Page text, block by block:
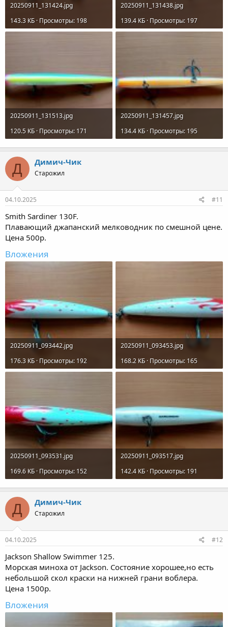
20250911_131424.jpg
143.3 КБ · Просмотры: 198
20250911_131438.jpg
139.4 КБ · Просмотры: 197
20250911_131513.jpg
120.5 КБ · Просмотры: 171
20250911_131457.jpg
134.4 КБ · Просмотры: 195
Д Димич-Чик
Старожил
04.10.2025 #11
Smith Sardiner 130F.
Плавающий джапанский мелководник по смешной цене.
Цена 500р.
Вложения
20250911_093442.jpg
176.3 КБ · Просмотры: 192
20250911_093453.jpg
168.2 КБ · Просмотры: 165
20250911_093531.jpg
169.6 КБ · Просмотры: 152
20250911_093517.jpg
142.4 КБ · Просмотры: 191
Д Димич-Чик
Старожил
04.10.2025 #12
Jackson Shallow Swimmer 125.
Морская миноха от Jackson. Состояние хорошее,но есть
небольшой скол краски на нижней грани воблера.
Цена 1500р.
Вложения